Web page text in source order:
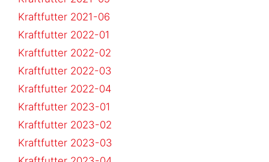
Kraftfutter 2021-06
Kraftfutter 2022-01
Kraftfutter 2022-02
Kraftfutter 2022-03
Kraftfutter 2022-04
Kraftfutter 2023-01
Kraftfutter 2023-02
Kraftfutter 2023-03